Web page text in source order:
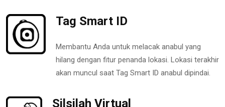
Tag Smart ID
Membantu Anda untuk melacak anabul yang
hilang dengan fitur penanda lokasi. Lokasi terakhir
akan muncul saat Tag Smart ID anabul dipindai.
Silsilah Virtual